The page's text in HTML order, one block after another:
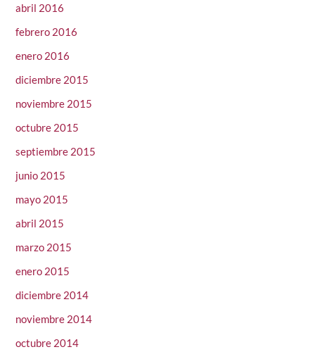
abril 2016
febrero 2016
enero 2016
diciembre 2015
noviembre 2015
octubre 2015
septiembre 2015
junio 2015
mayo 2015
abril 2015
marzo 2015
enero 2015
diciembre 2014
noviembre 2014
octubre 2014